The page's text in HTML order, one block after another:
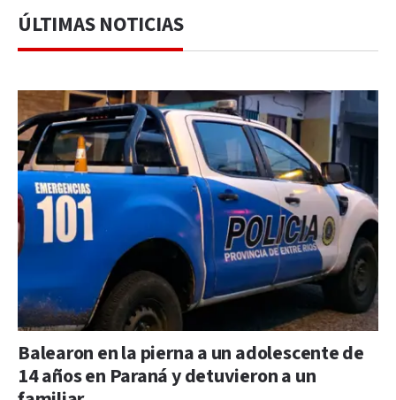
ÚLTIMAS NOTICIAS
Balearon en la pierna a un adolescente de
14 años en Paraná y detuvieron a un